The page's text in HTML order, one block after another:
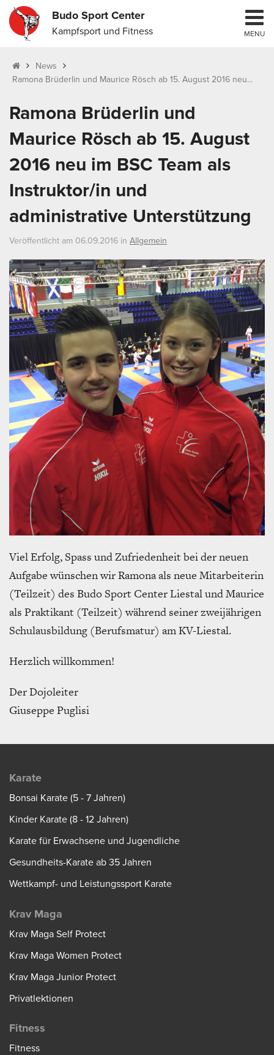
Budo Sport Center
Kampfsport und Fitness MENU
News
Ramona Brüderlin und Maurice Rösch ab 15. August 2016 neu...
Ramona Brüderlin und
Maurice Rösch ab 15. August
2016 neu im BSC Team als
Instruktor/in und
administrative Unterstützung
Veröffentlicht am 06.09.2016 in Allgemein
Viel Erfolg, Spass und Zufriedenheit bei der neuen
Aufgabe wünschen wir Ramona als neue Mitarbeiterin
(Teilzeit) des Budo Sport Center Liestal und Maurice
als Praktikant (Teilzeit) während seiner zweijährigen
Schulausbildung (Berufsmatur) am KV-Liestal.
Herzlich willkommen!
Der Dojoleiter
Giuseppe Puglisi
Karate
Bonsai Karate (5 - 7 Jahren)
Kinder Karate (8 - 12 Jahren)
Karate für Erwachsene und Jugendliche
Gesundheits-Karate ab 35 Jahren
Wettkampf- und Leistungssport Karate
Krav Maga
Krav Maga Self Protect
Krav Maga Women Protect
Krav Maga Junior Protect
Privatlektionen
Fitness
Fitness